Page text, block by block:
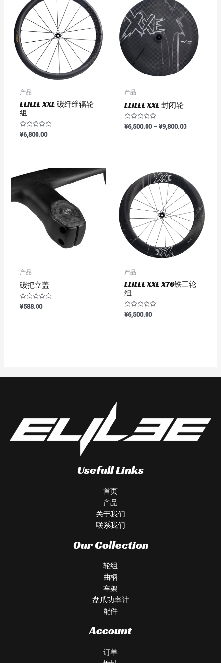
产品
ELILEE XXE 碳纤维辐轮
组
评
分
¥6,800.00
产品
ELILEE XXE 封闭轮
评
分
¥6,500.00– ¥9,800.00
产品
碳把立盖
评
分
¥588.00
产品
ELILEE XXE X76铁三轮
组
评
分
¥6,500.00
Usefull Links
首页
产品
关于我们
联系我们
Our Collection
轮组
曲柄
车架
盘爪功率计
配件
Account
订单